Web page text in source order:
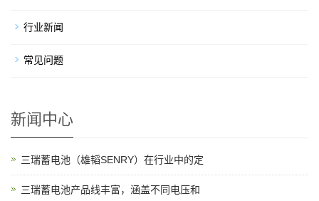
行业新闻
常见问题
新闻中心
三瑞蓄电池（雄韬SENRY）在行业中的定
三瑞蓄电池产品线丰富，涵盖不同电压和